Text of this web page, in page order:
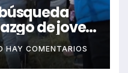
de joven
HAY COMENTARIOS